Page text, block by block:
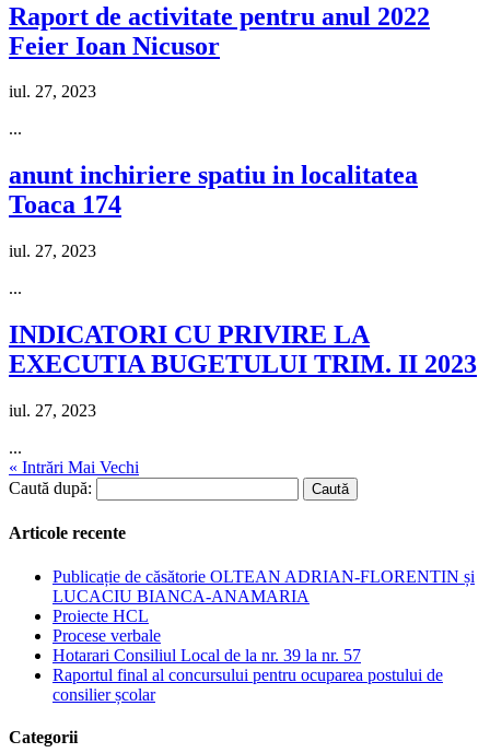
Raport de activitate pentru anul 2022
Feier Ioan Nicusor
iul. 27, 2023
...
anunt inchiriere spatiu in localitatea
Toaca 174
iul. 27, 2023
...
INDICATORI CU PRIVIRE LA
EXECUTIA BUGETULUI TRIM. II 2023
iul. 27, 2023
...
« Intrări Mai Vechi
Caută după:
Articole recente
Publicație de căsătorie OLTEAN ADRIAN-FLORENTIN și
LUCACIU BIANCA-ANAMARIA
Proiecte HCL
Procese verbale
Hotarari Consiliul Local de la nr. 39 la nr. 57
Raportul final al concursului pentru ocuparea postului de
consilier școlar
Categorii